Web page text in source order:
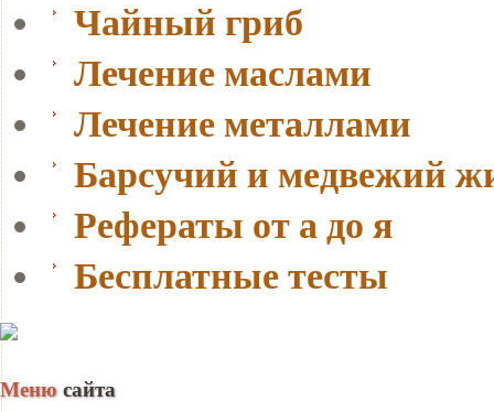
Чайный гриб
Лечение маслами
Лечение металлами
Барсучий и медвежий
Рефераты от а до я
Бесплатные тесты
Меню сайта